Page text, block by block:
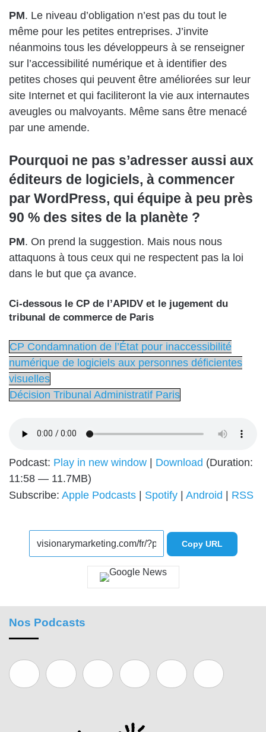
PM. Le niveau d’obligation n’est pas du tout le
même pour les petites entreprises. J’invite
néanmoins tous les développeurs à se renseigner
sur l’accessibilité numérique et à identifier des
petites choses qui peuvent être améliorées sur leur
site Internet et qui faciliteront la vie aux internautes
aveugles ou malvoyants. Même sans être menacé
par une amende.
Pourquoi ne pas s’adresser aussi aux
éditeurs de logiciels, à commencer
par WordPress, qui équipe à peu près
90 % des sites de la planète ?
PM. On prend la suggestion. Mais nous nous
attaquons à tous ceux qui ne respectent pas la loi
dans le but que ça avance.
Ci-dessous le CP de l’APIDV et le jugement du
tribunal de commerce de Paris
CP Condamnation de l’État pour inaccessibilité
numérique de logiciels aux personnes déficientes
visuelles
Décision Tribunal Administratif Paris
Podcast: Play in new window | Download (Duration:
11:58 — 11.7MB)
Subscribe: Apple Podcasts | Spotify | Android | RSS
Copy URL
Nos Podcasts